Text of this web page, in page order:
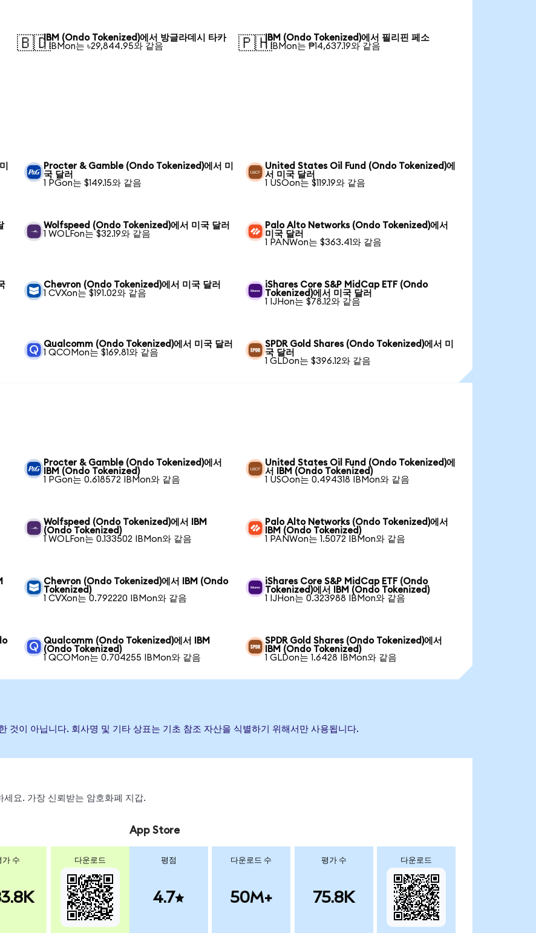
🇧🇩IBM (Ondo Tokenized)에서 방글라데시 타카
1 IBMon는 ৳29,844.95와 같음
🇵🇭IBM (Ondo Tokenized)에서 필리핀 페소
1 IBMon는 ₱14,637.19와 같음
Procter & Gamble (Ondo Tokenized)에서 미
국 달러
1 PGon는 $149.15와 같음
United States Oil Fund (Ondo Tokenized)에
서 미국 달러
1 USOon는 $119.19와 같음
Wolfspeed (Ondo Tokenized)에서 미국 달러
1 WOLFon는 $32.19와 같음
Palo Alto Networks (Ondo Tokenized)에서
미국 달러
1 PANWon는 $363.41와 같음
Chevron (Ondo Tokenized)에서 미국 달러
1 CVXon는 $191.02와 같음
iShares Core S&P MidCap ETF (Ondo
Tokenized)에서 미국 달러
1 IJHon는 $78.12와 같음
Qualcomm (Ondo Tokenized)에서 미국 달러
1 QCOMon는 $169.81와 같음
SPDR Gold Shares (Ondo Tokenized)에서 미
국 달러
1 GLDon는 $396.12와 같음
Procter & Gamble (Ondo Tokenized)에서
IBM (Ondo Tokenized)
1 PGon는 0.618572 IBMon와 같음
United States Oil Fund (Ondo Tokenized)에
서 IBM (Ondo Tokenized)
1 USOon는 0.494318 IBMon와 같음
Wolfspeed (Ondo Tokenized)에서 IBM
(Ondo Tokenized)
1 WOLFon는 0.133502 IBMon와 같음
Palo Alto Networks (Ondo Tokenized)에서
IBM (Ondo Tokenized)
1 PANWon는 1.5072 IBMon와 같음
Chevron (Ondo Tokenized)에서 IBM (Ondo
Tokenized)
1 CVXon는 0.792220 IBMon와 같음
iShares Core S&P MidCap ETF (Ondo
Tokenized)에서 IBM (Ondo Tokenized)
1 IJHon는 0.323988 IBMon와 같음
Qualcomm (Ondo Tokenized)에서 IBM
(Ondo Tokenized)
1 QCOMon는 0.704255 IBMon와 같음
SPDR Gold Shares (Ondo Tokenized)에서
IBM (Ondo Tokenized)
1 GLDon는 1.6428 IBMon와 같음
것이 아닙니다. 회사명 및 기타 상표는 기초 참조 자산을 식별하기 위해서만 사용됩니다.
요. 가장 신뢰받는 암호화폐 지갑.
가 수 다운로드
App Store
평점
4.7
다운로드 수
50M+
평가 수
75.8K
다운로드